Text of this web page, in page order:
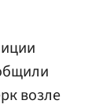
возле